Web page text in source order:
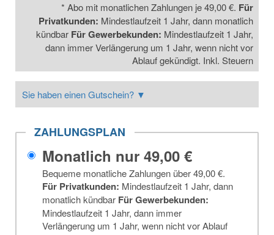
* Abo mit monatlichen Zahlungen je49,00 €. Für
Privatkunden: Mindestlaufzeit 1 Jahr, dann monatlich
kündbar Für Gewerbe­kunden: Mindestlaufzeit 1 Jahr,
dann immer Verlängerung um 1 Jahr, wenn nicht vor
Ablauf gekündigt. Inkl. Steuern
Sie haben einen Gutschein? ▼
ZAHLUNGSPLAN
Monatlich nur 49,00 €
Bequeme monatliche Zahlungen über49,00 €.
Für Privatkunden: Mindestlaufzeit 1 Jahr, dann
monatlich kündbar Für Gewerbe­kunden:
Mindestlaufzeit 1 Jahr, dann immer
Verlängerung um 1 Jahr, wenn nicht vor Ablauf